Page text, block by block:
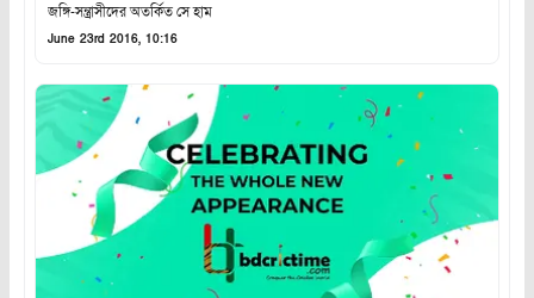
জঙ্গি-সন্ত্রাসীদের অতর্কিত সে হাম
June 23rd 2016, 10:16